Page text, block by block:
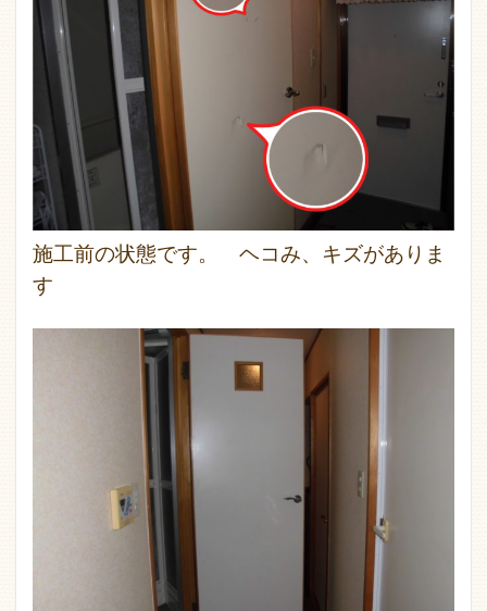
施工前の状態です。 ヘコみ、キズがありま
す